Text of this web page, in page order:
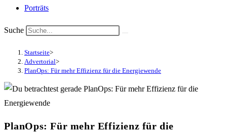
Porträts
Suche
Startseite>
Advertorial>
PlanOps: Für mehr Effizienz für die Energiewende
PlanOps: Für mehr Effizienz für die